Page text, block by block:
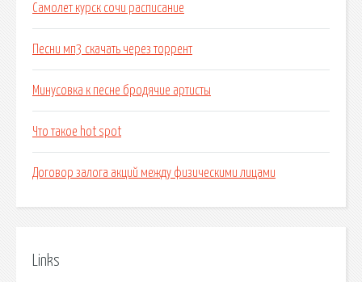
Самолет курск сочи расписание
Песни мп3 скачать через торрент
Минусовка к песне бродячие артисты
Что такое hot spot
Договор залога акций между физическими лицами
Links